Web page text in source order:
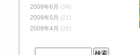
2009年6月 (34)
2009年5月 (21)
2009年4月 (26)